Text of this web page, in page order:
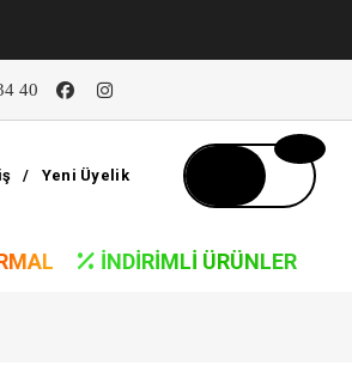
40
/ Yeni Üyelik
İNDIRIMLI ÜRÜNLER